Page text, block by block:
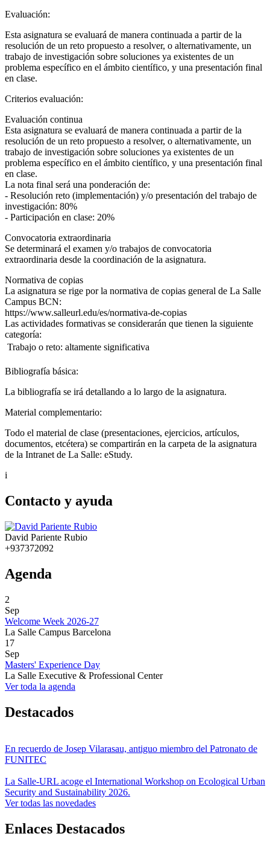
Evaluación:
Esta asignatura se evaluará de manera continuada a partir de la
resolución de un reto propuesto a resolver, o alternativamente, un
trabajo de investigación sobre soluciones ya existentes de un
problema específico en el ámbito científico, y una presentación final
en clase.
Criterios evaluación:
Evaluación continua
Esta asignatura se evaluará de manera continuada a partir de la
resolución de un reto propuesto a resolver, o alternativamente, un
trabajo de investigación sobre soluciones ya existentes de un
problema específico en el ámbito científico, y una presentación final
en clase.
La nota final será una ponderación de:
- Resolución reto (implementación) y/o presentación del trabajo de
investigación: 80%
- Participación en clase: 20%
Convocatoria extraordinaria
Se determinará el examen y/o trabajos de convocatoria
extraordinaria desde la coordinación de la asignatura.
Normativa de copias
La asignatura se rige por la normativa de copias general de La Salle
Campus BCN:
https://www.salleurl.edu/es/normativa-de-copias
Las actividades formativas se considerarán que tienen la siguiente
categoría:
 Trabajo o reto: altamente significativa
Bibliografía básica:
La bibliografía se irá detallando a lo largo de la asignatura.
Material complementario:
Todo el material de clase (presentaciones, ejercicios, artículos,
documentos, etcétera) se compartirán en la carpeta de la asignatura
de la Intranet de La Salle: eStudy.
i
Contacto y ayuda
David Pariente Rubio
+937372092
Agenda
2
Sep
Welcome Week 2026-27
La Salle Campus Barcelona
17
Sep
Masters' Experience Day
La Salle Executive & Professional Center
Ver toda la agenda
Destacados
En recuerdo de Josep Vilarasau, antiguo miembro del Patronato de
FUNITEC
La Salle-URL acoge el International Workshop on Ecological Urban
Security and Sustainability 2026.
Ver todas las novedades
Enlaces Destacados